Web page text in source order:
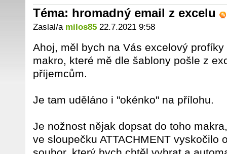
Téma: hromadný email z excelu
Zaslal/a milos85 22.7.2021 9:58
Ahoj, měl bych na Vás excelový
makro, které mě dle šablony pošle z
příjemcům.
Je tam uděláno i "okénko" na přílohu.
Je nožnost nějak dopsat do toho
ve sloupečku ATTACHMENT vyskočilo